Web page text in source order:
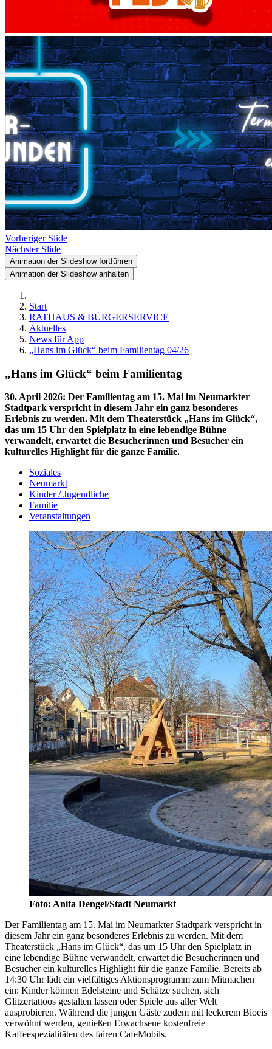
Vorheriger Slide
Nächster Slide
Animation der Slideshow fortführen
Animation der Slideshow anhalten
Start
RATHAUS & BÜRGERSERVICE
Aktuelles
News für App
„Hans im Glück“ beim Familientag 04/26
„Hans im Glück“ beim Familientag
30. April 2026: Der Familientag am 15. Mai im Neumarkter
Stadtpark verspricht in diesem Jahr ein ganz besonderes
Erlebnis zu werden. Mit dem Theaterstück „Hans im Glück“,
das um 15 Uhr den Spielplatz in eine lebendige Bühne
verwandelt, erwartet die Besucherinnen und Besucher ein
kulturelles Highlight für die ganze Familie.
Soziales
Neumarkt
Kinder / Jugendliche
Familie
Veranstaltungen
Foto: Anita Dengel/Stadt Neumarkt
Der Familientag am 15. Mai im Neumarkter Stadtpark verspricht in
diesem Jahr ein ganz besonderes Erlebnis zu werden. Mit dem
Theaterstück „Hans im Glück“, das um 15 Uhr den Spielplatz in
eine lebendige Bühne verwandelt, erwartet die Besucherinnen und
Besucher ein kulturelles Highlight für die ganze Familie. Bereits ab
14:30 Uhr lädt ein vielfältiges Aktionsprogramm zum Mitmachen
ein: Kinder können Edelsteine und Schätze suchen, sich
Glitzertattoos gestalten lassen oder Spiele aus aller Welt
ausprobieren. Während die jungen Gäste zudem mit leckerem Bioeis
verwöhnt werden, genießen Erwachsene kostenfreie
Kaffeespezialitäten des fairen CafeMobils.